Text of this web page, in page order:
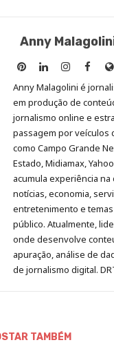
Anny
Anny
Malagolini
no
Pinterest
Anny
Malagolini
no
LinkedIn
Anny
no
Anny
no
Anny Malagolini é
em produção de
jornalismo online e
passagem por veículos
como Campo Grande
Estado, Midiamax,
acumula experiência
notícias, economia,
entretenimento e
público. Atualmente,
onde desenvolve
apuração, análise de
de jornalismo digital.
TAMBÉM